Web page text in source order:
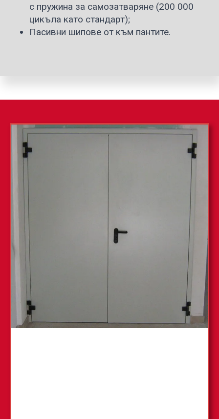
с пружина за самозатваряне (200 000
цикъла като стандарт);
Пасивни шипове от към пантите.